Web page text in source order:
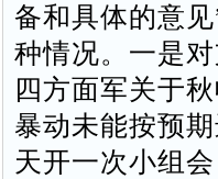
备和具体的意
种情况。一是
四方面军关于
暴动未能按预
天开一次小组